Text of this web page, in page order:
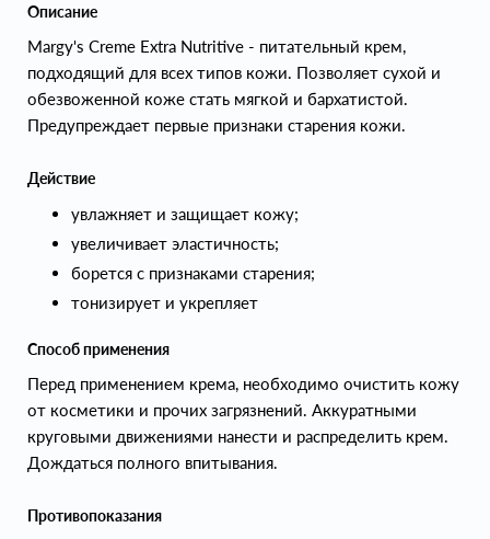
Описание
Margy's Creme Extra Nutritive - питательный крем,
подходящий для всех типов кожи. Позволяет сухой и
обезвоженной коже стать мягкой и бархатистой.
Предупреждает первые признаки старения кожи.
Действие
увлажняет и защищает кожу;
увеличивает эластичность;
борется с признаками старения;
тонизирует и укрепляет
Способ применения
Перед применением крема, необходимо очистить кожу
от косметики и прочих загрязнений. Аккуратными
круговыми движениями нанести и распределить крем.
Дождаться полного впитывания.
Противопоказания